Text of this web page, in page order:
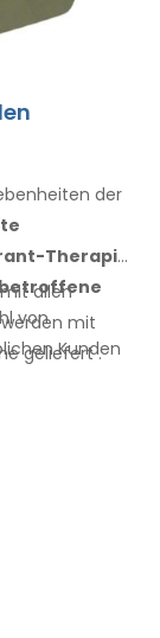
der
Therapie
von
Kunden
mitallen
mit
geliefert.